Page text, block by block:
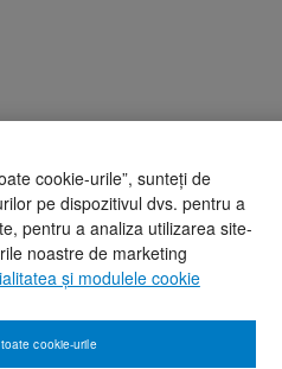
cookie-urile”, sunteți de
pe dispozitivul dvs. pentru a
pentru a analiza utilizarea site-
noastre de marketing
și modulele cookie
cookie-urile